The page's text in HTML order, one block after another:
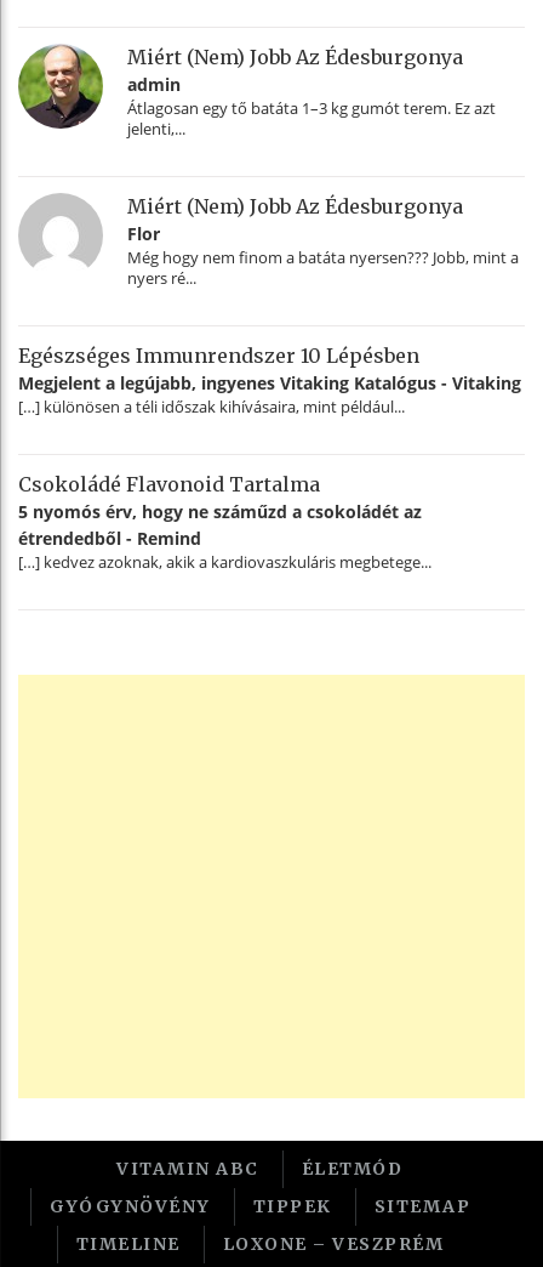
Miért (nem) Jobb Az Édesburgonya
admin
Átlagosan egy tő batáta 1–3 kg gumót terem. Ez azt
jelenti,...
Miért (nem) Jobb Az Édesburgonya
Flor
Még hogy nem finom a batáta nyersen??? Jobb, mint a
nyers ré...
Egészséges Immunrendszer 10 Lépésben
Megjelent a legújabb, ingyenes Vitaking Katalógus - Vitaking
[…] különösen a téli időszak kihívásaira, mint például...
Csokoládé Flavonoid Tartalma
5 nyomós érv, hogy ne száműzd a csokoládét az
étrendedből - Remind
[…] kedvez azoknak, akik a kardiovaszkuláris megbetege...
VITAMIN ABC
ÉLETMÓD
GYÓGYNÖVÉNY
TIPPEK
SITEMAP
TIMELINE
LOXONE – VESZPRÉM